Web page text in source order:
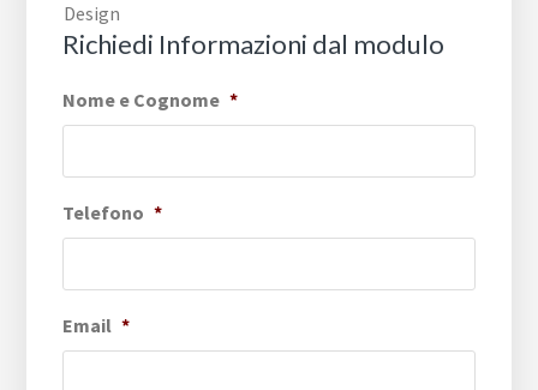
Design
Richiedi Informazioni dal modulo
Nome e Cognome *
Telefono *
Email *